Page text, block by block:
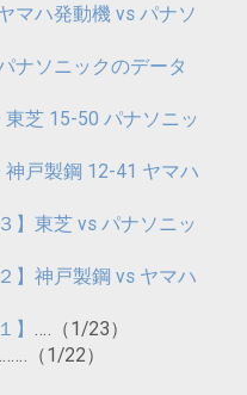
マハ発動機 vs パナソ
ナソニックのデータ
芝 15-50 パナソニッ
戸製鋼 12-41 ヤマハ
】東芝 vs パナソニッ
】神戸製鋼 vs ヤマハ
】
‥‥（1/23）
（1/22）